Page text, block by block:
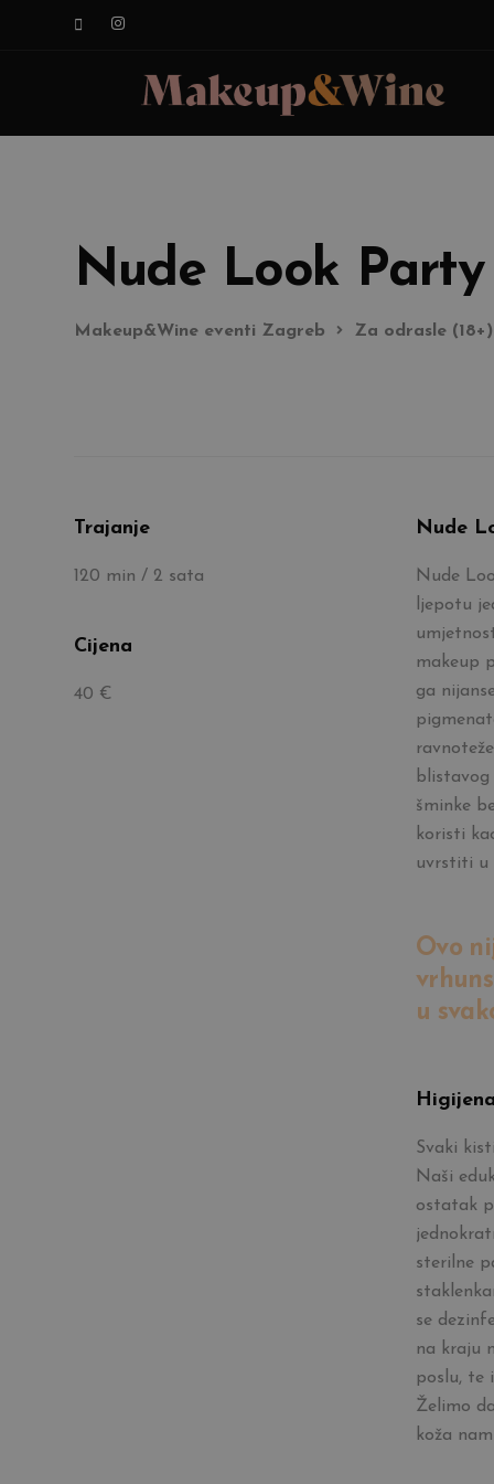
Nude Look Party
Makeup&Wine eventi Zagreb Za odrasle (18+)
Trajanje
120 min / 2 sata
Cijena
40 €
Nude
Nude
ljepotu
makeup
ga
šminke
koristi
uvrstiti u
Ovo
u
Svaki
Naši
ostatak
sterilne
se
na kraju
poslu, te
Želimo
koža